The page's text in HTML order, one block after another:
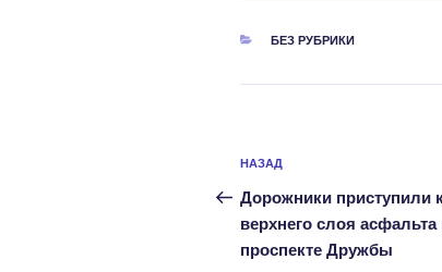
РУБРИКИ
БЕЗ РУБРИКИ
Навигация
по
записям
Предыдущая
запись:
НАЗАД
Дорожники приступили
верхнего слоя асфальта
проспекте Дружбы